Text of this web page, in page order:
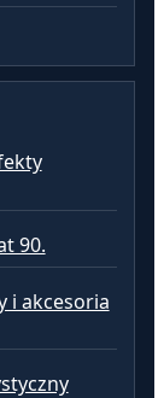
90.
i akcesoria